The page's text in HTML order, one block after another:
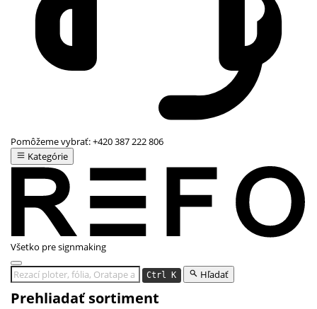
Pomôžeme vybrať:+420 387 222 806
Kategórie
Všetko pre signmaking
Ctrl K Hľadať
Prehliadať sortiment